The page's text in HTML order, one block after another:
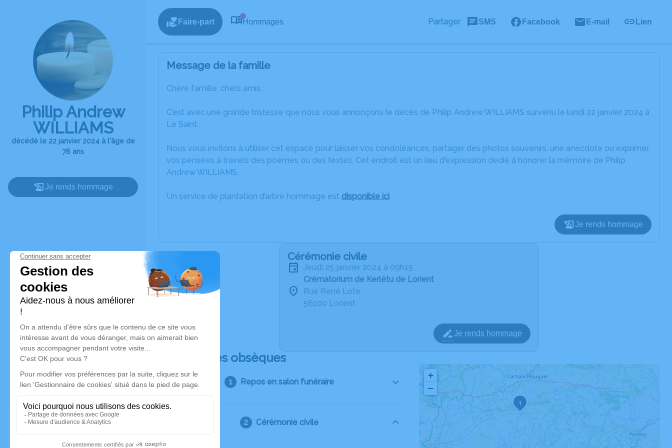
Philip Andrew
WILLIAMS
décédé le 22 janvier 2024 à l'âge de
78 ans
Je rends hommage
Faire-part Hommages Partager SMS Facebook E-mail Lien
Message de la famille
Chère famille, chers amis,
C’est avec une grande tristesse que nous vous annonçons le décès de Philip Andrew WILLIAMS survenu le lundi 22 janvier 2024 à
Le Saint.
Nous vous invitons à utiliser cet espace pour laisser vos condoléances, partager des photos souvenirs, une anecdote ou exprimer
vos pensées à travers des poèmes ou des textes. Cet endroit est un lieu d'expression dédié à honorer la mémoire de Philip
Andrew WILLIAMS.
Un service de plantation d’arbre hommage est disponible ici.
Je rends hommage
Cérémonie civile
jeudi 25 janvier 2024 à 09h15
Crématorium de Kerlétu de Lorient
Rue René Lote
56100 Lorient
Je rends hommage
Déroulé des obsèques
Repos en salon funéraire
Cérémonie civile
1
+
−